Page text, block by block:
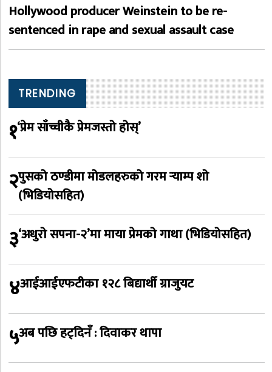
Hollywood producer Weinstein to be re-
sentenced in rape and sexual assault case
TRENDING
१‘प्रेम साँच्चीकै प्रेमजस्तो होस्’
२पुसको ठण्डीमा मोडलहरुको गरम र्‍याम्प शो
(भिडियोसहित)
३‘अधुरो सपना-२’मा माया प्रेमको गाथा (भिडियोसहित)
४आईआईएफटीका १२८ बिद्यार्थी ग्राजुयट
५अब पछि हट्दिनँ : दिवाकर थापा